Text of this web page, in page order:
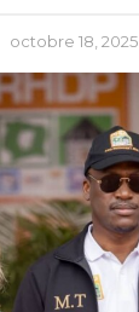
octobre 18, 2025